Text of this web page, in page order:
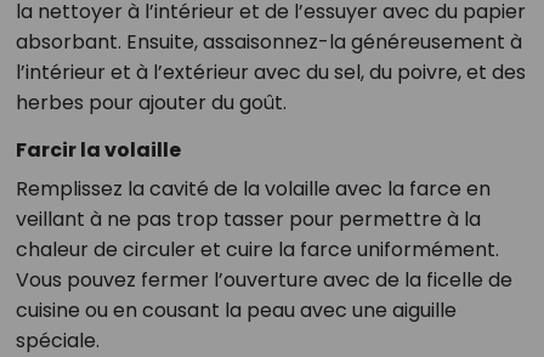
la nettoyer à l’intérieur et de l’essuyer avec du papier
absorbant. Ensuite, assaisonnez-la généreusement à
l’intérieur et à l’extérieur avec du sel, du poivre, et des
herbes pour ajouter du goût.
Farcir la volaille
Remplissez la cavité de la volaille avec la farce en
veillant à ne pas trop tasser pour permettre à la
chaleur de circuler et cuire la farce uniformément.
Vous pouvez fermer l’ouverture avec de la ficelle de
cuisine ou en cousant la peau avec une aiguille
spéciale.